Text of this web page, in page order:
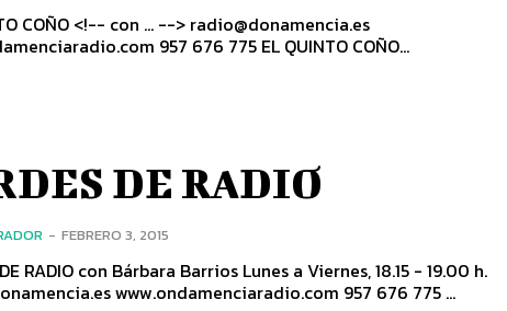
COÑO <!-- con ... --> radio@donamencia.es
www.ondamenciaradio.com 957 676 775 EL QUINTO COÑO...
DE RADIO
- FEBRERO 3, 2015
con Bárbara Barrios Lunes a Viernes, 18.15 - 19.00 h.
radio@donamencia.es www.ondamenciaradio.com 957 676 775 ...